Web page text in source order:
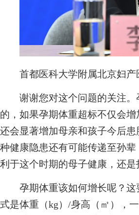
首都医科大学附属北京妇
谢谢您对这个问题的关注。
的，如果孕期体重超标不仅会
还会显著增加母亲和孩子今后
种健康隐患还有可能传递至孙
利于这个时期的母子健康，还
孕期体重该如何增长呢？这
式是体重（kg）/身高（㎡），